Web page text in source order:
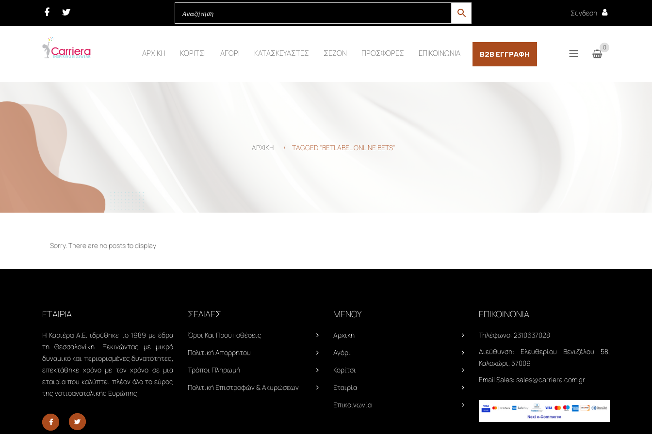
Σύνδεση
ΑΡΧΙΚΗ ΚΟΡΙΤΣΙ ΑΓΟΡΙ ΚΑΤΑΣΚΕΥΑΣΤΕΣ ΣΕΖΟΝ ΠΡΟΣΦΟΡΕΣ ΕΠΙΚΟΙΝΩΝΙΑ B2B ΕΓΓΡΑΦΉ
0
ΑΡΧΙΚΗ / TAGGED "BETLABEL ONLINE BETS"
Sorry. There are no posts to display
ΕΤΑΙΡΙΑ
Η Καριέρα Α.Ε. ιδρύθηκε το 1989 με έδρα
τη Θεσσαλονίκη.. Ξεκινώντας με μικρό
δυναμικό και περιορισμένες δυνατότητες,
επεκτάθηκε χρόνο με τον χρόνο σε μια
εταιρία που καλύπτει πλέον όλο το εύρος
της νοτιοανατολικής Ευρώπης.
ΣΕΛΙΔΕΣ
Όροι Και Προϋποθέσεις
Πολιτική Απορρήτου
Τρόποι Πληρωμή
Πολιτική Επιστροφών & Ακυρώσεων
ΜΕΝΟΥ
Αρχική
Αγόρι
Κορίτσι
Εταιρία
Επικοινωνία
ΕΠΙΚΟΙΝΩΝΙΑ
Τηλέφωνο: 2310637028
Διεύθυνση: Ελευθερίου Βενιζέλου 58,
Καλοχώρι, 57009
Email Sales: sales@carriera.com.gr